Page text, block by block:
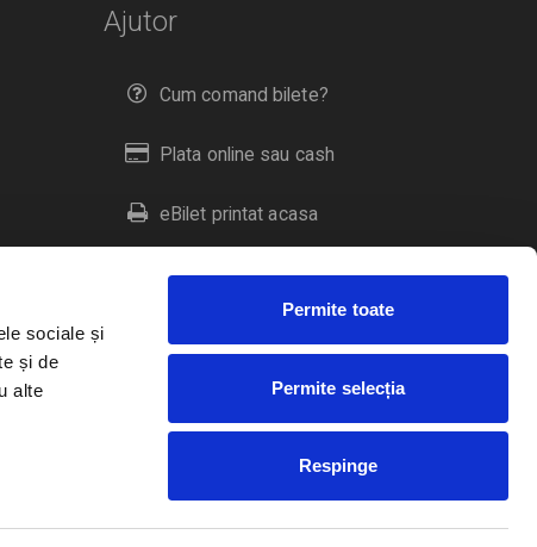
sociale și
și de
alte
Permite toate
Permite selecția
Respinge
Ajutor
Cum comand bilete?
Plata online sau cash
eBilet printat acasa
Livrare prin curier
Duplicare bilete